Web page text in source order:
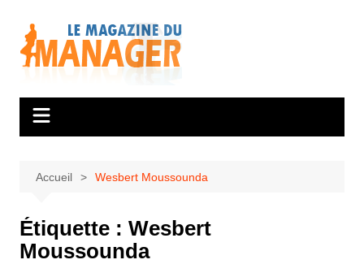
contenu
Accueil Wesbert Moussounda
Étiquette : Wesbert
Moussounda